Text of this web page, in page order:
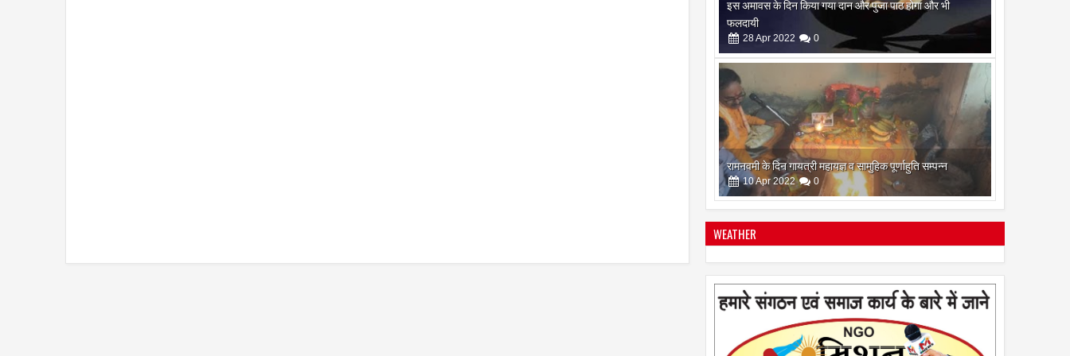
रामनवमी के दिन गायत्री महायज्ञ व सामुहिक पूर्णाहुति सम्पन्न
10Apr 2022 0
सिद्ध कुंजिका स्तोत्र का पाठ ऐसे करें
12Apr 2024 0
स्त्रियां गुरु क्यों नही बन सकती
2022 0
WEATHER